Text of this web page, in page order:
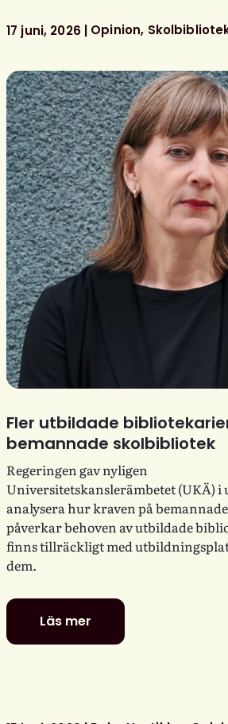
litterära
ungdomspriser
17 juni, 2026 Opinion
Fler utbildade
bemannade skolbibliotek
Regeringen gav nyligen
Universitetskanslerämbetet (UKÄ) i
analysera hur kraven på
påverkar behoven av utbildade
finns tillräckligt med
dem.
Läs mer
Fler
utbildade